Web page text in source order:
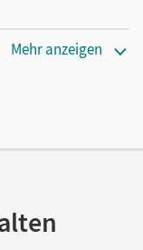
Mehr anzeigen